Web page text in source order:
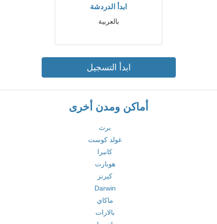
ابدأ الدردشة
بالعربية
ابدأ التسجيل
أماكن ومدن أخرى
برث
غولد كوست
كانبرا
هوبارت
كيرنز
Darwin
ماكاي
بالارات